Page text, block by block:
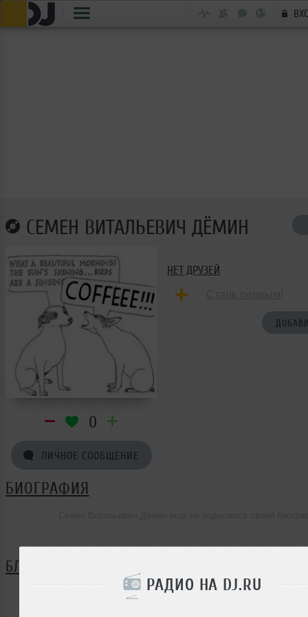
РАДИО НА DJ.RU
СЕМЕН ВИТАЛЬЕВИЧ ДЁМИН
0
ЛИЧНОЕ СООБЩЕНИЕ
НЕТ ДРУЗЕЙ
БИОГРАФИЯ
БЛОГ